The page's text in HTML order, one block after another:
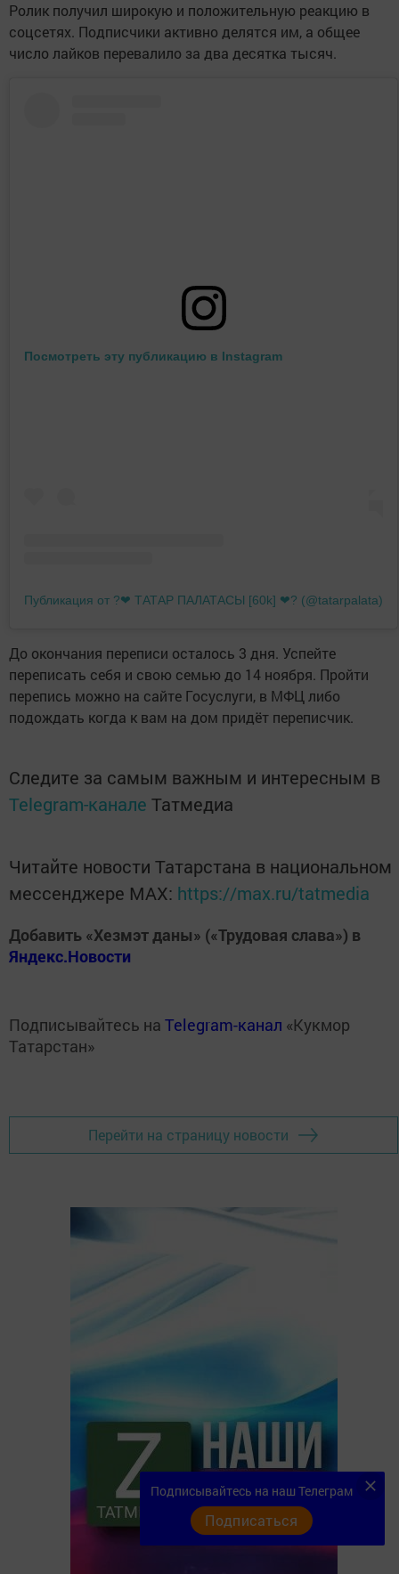
Ролик получил широкую и положительную реакцию в
соцсетях. Подписчики активно делятся им, а общее
число лайков перевалило за два десятка тысяч.
Посмотреть эту публикацию в Instagram
Публикация от ?❤ ТАТАР ПАЛАТАСЫ [60k] ❤? (@tatarpalata)
До окончания переписи осталось 3 дня. Успейте
переписать себя и свою семью до 14 ноября. Пройти
перепись можно на сайте Госуслуги, в МФЦ либо
подождать когда к вам на дом придёт переписчик.
Следите за самым важным и интересным в
Telegram-канале Татмедиа
Читайте новости Татарстана в национальном
мессенджере MАХ: https://max.ru/tatmedia
Добавить «Хезмэт даны» («Трудовая слава») в
Яндекс.Новости
Подписывайтесь на Telegram-канал «Кукмор
Татарстан»
Перейти на страницу новости
Подписывайтесь на наш Телеграм
Подписаться